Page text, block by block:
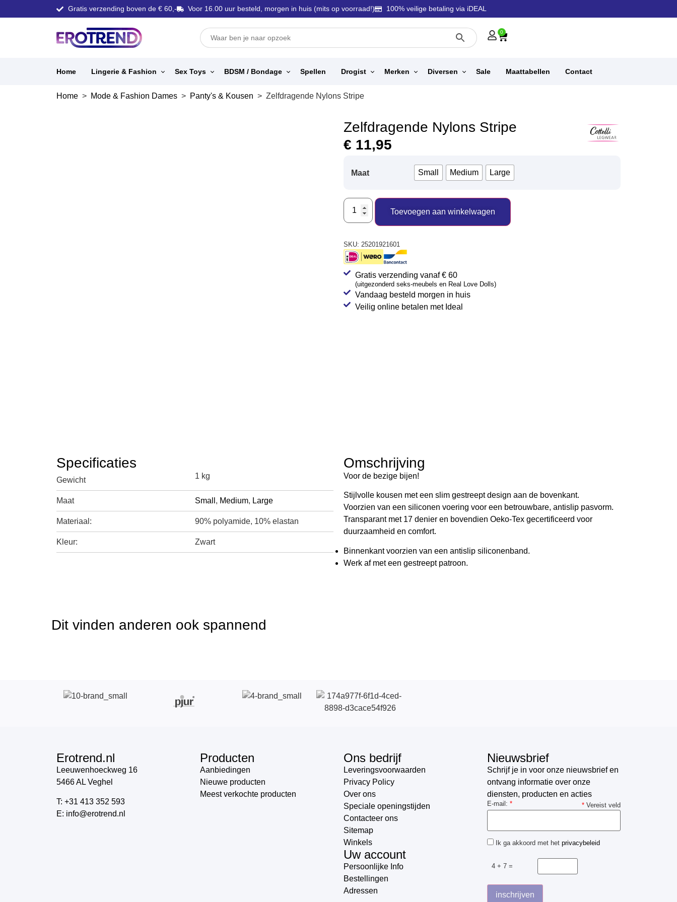
Gratis verzending boven de € 60,- Voor 16.00 uur besteld, morgen in huis (mits op voorraad!) 100% veilige betaling via iDEAL
0
Home Lingerie & Fashion Sex Toys BDSM / Bondage Spellen Drogist Merken Diversen Sale Maattabellen Contact
Home > Mode & Fashion Dames > Panty's & Kousen > Zelfdragende Nylons Stripe
Zelfdragende Nylons Stripe
€ 11,95
Maat Small Medium Large
Toevoegen aan winkelwagen
SKU: 25201921601
Gratis verzending vanaf € 60
(uitgezonderd seks-meubels en Real Love Dolls)
Vandaag besteld morgen in huis
Veilig online betalen met Ideal
Specificaties
Gewicht 1 kg
Maat Small , Medium, Large
Materiaal: 90% polyamide, 10% elastan
Kleur: Zwart
Omschrijving
Voor de bezige bijen!
Stijlvolle kousen met een slim gestreeptdesign aan de bovenkant.
Voorzien van een siliconen voering voor een betrouwbare, antislip pasvorm.
Transparant met 17 denier en bovendien Oeko-Tex gecertificeerd voor
duurzaamheid en comfort.
Binnenkant voorzien van een antislip siliconenband.
Werk af met een gestreept patroon.
Dit vinden anderen ook spannend
Erotrend.nl
Leeuwenhoeckweg 16
5466 AL Veghel
T: +31 413 352 593
E: info@erotrend.nl
Producten
Aanbiedingen
Nieuwe producten
Meest verkochte producten
Ons bedrijf
Leveringsvoorwaarden
Privacy Policy
Over ons
Speciale openingstijden
Contacteer ons
Sitemap
Winkels
Uw account
Persoonlijke Info
Bestellingen
Adressen
Nieuwsbrief
Schrijf je in voor onze nieuwsbrief en
ontvang informatie over onze
diensten, producten en acties
* Vereist veld
E-mail: *
Ik ga akkoord met het privacybeleid
4 + 7 =